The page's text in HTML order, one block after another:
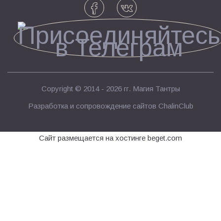
Copyright © 2014 - 2026 гг. Магия Тантры
Разработка и сопровождение сайтов ChalinClub
Сайт размещается на хостинге beget.com